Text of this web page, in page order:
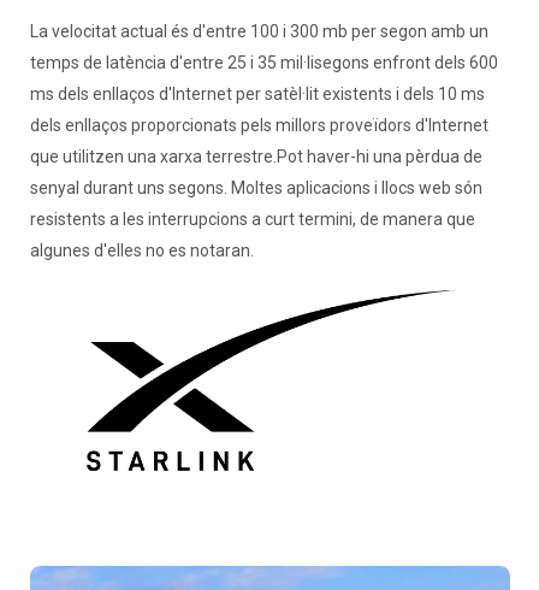
La velocitat actual és d'entre 100 i 300 mb per segon amb un
temps de latència d'entre 25 i 35 mil·lisegons enfront dels 600
ms dels enllaços d'Internet per satèl·lit existents i dels 10 ms
dels enllaços proporcionats pels millors proveïdors d'Internet
que utilitzen una xarxa terrestre.Pot haver-hi una pèrdua de
senyal durant uns segons. Moltes aplicacions i llocs web són
resistents a les interrupcions a curt termini, de manera que
algunes d'elles no es notaran.